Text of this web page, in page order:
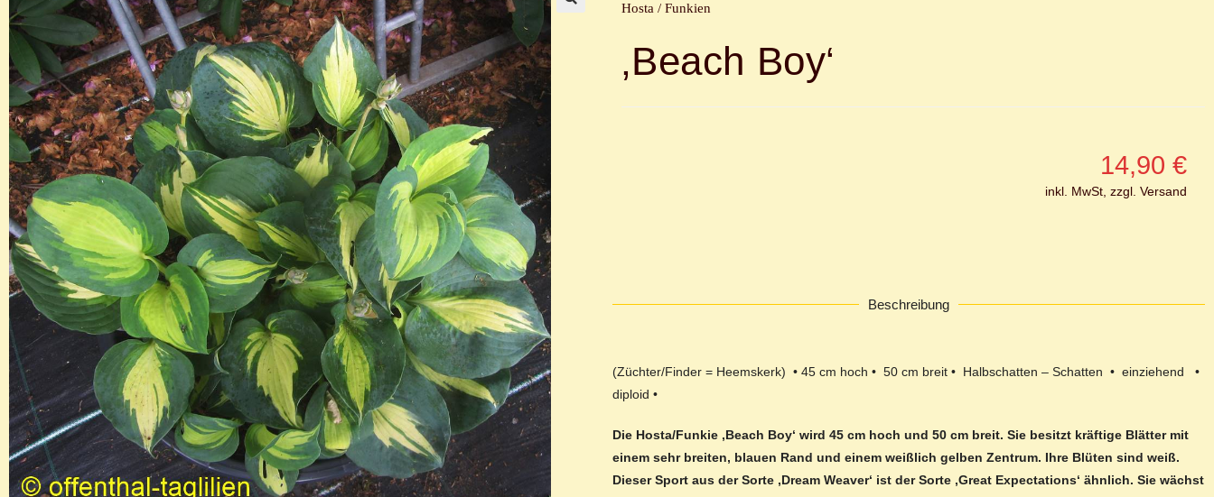
Hosta / Funkien
‚Beach Boy‘
14,90 €
inkl. MwSt, zzgl. Versand
Beschreibung
(Züchter/Finder = Heemskerk) • 45 cm hoch • 50 cm breit • Halbschatten – Schatten • einziehend •
diploid •
Die Hosta/Funkie ‚Beach Boy‘ wird 45 cm hoch und 50 cm breit. Sie besitzt kräftige Blätter mit
einem sehr breiten, blauen Rand und einem weißlich gelben Zentrum. Ihre Blüten sind weiß.
Dieser Sport aus der Sorte ‚Dream Weaver‘ ist der Sorte ‚Great Expectations‘ ähnlich. Sie wächst